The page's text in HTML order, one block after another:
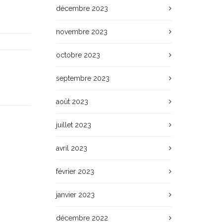
décembre 2023
novembre 2023
octobre 2023
septembre 2023
août 2023
juillet 2023
avril 2023
février 2023
janvier 2023
décembre 2022